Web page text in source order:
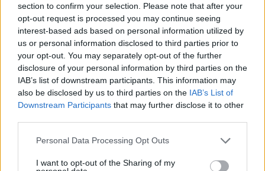
section to confirm your selection. Please note that after your
opt-out request is processed you may continue seeing
interest-based ads based on personal information utilized by
us or personal information disclosed to third parties prior to
your opt-out. You may separately opt-out of the further
disclosure of your personal information by third parties on the
IAB’s list of downstream participants. This information may
also be disclosed by us to third parties on the IAB’s List of
Downstream Participants that may further disclose it to other
Personal Data Processing Opt Outs
I want to opt-out of the Sharing of my
11 Mag 2026